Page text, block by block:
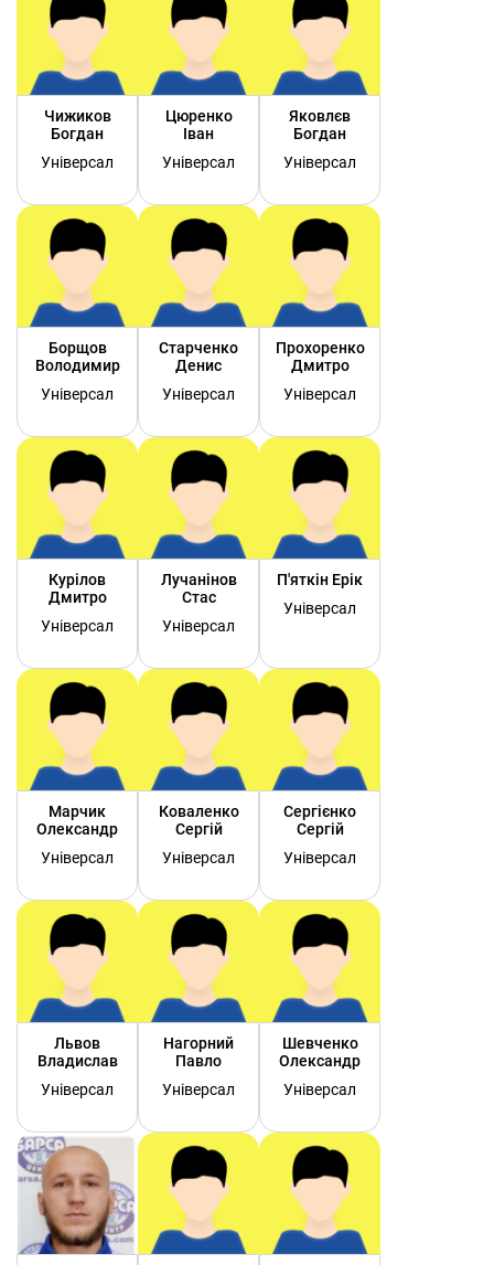
Чижиков
Богдан
Універсал
Цюренко
Іван
Універсал
Яковлєв
Богдан
Універсал
Борщов
Володимир
Універсал
Старченко
Денис
Універсал
Прохоренко
Дмитро
Універсал
Курілов
Дмитро
Універсал
Лучанінов
Стас
Універсал
П'яткін Ерік
Універсал
Марчик
Олександр
Універсал
Коваленко
Сергій
Універсал
Сергієнко
Сергій
Універсал
Львов
Владислав
Універсал
Нагорний
Павло
Універсал
Шевченко
Олександр
Універсал